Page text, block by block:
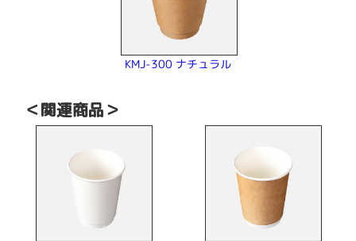
KMJ-300 ナチュラル
＜関連商品＞